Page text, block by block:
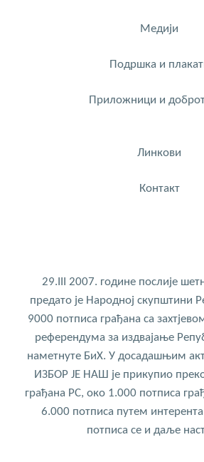
Медији
Подршка и
Приложници и
Линкови
Контакт
29.III 2007. године послије
предато је Народној скупштини
9000 потписа грађана са
референдума за издвајање
наметнуте БиХ. У досадашњим
ИЗБОР ЈЕ НАШ је прикупио
грађана РС, око 1.000 потписа
6.000 потписа путем
потписа се и даље